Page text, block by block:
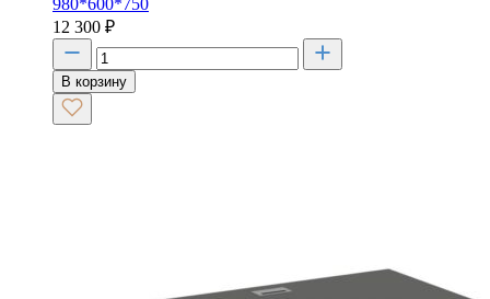
12 300 ₽
В корзину